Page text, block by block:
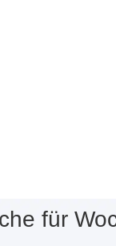
für